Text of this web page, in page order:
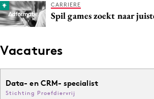
CARRIERE
Spil games zoekt naar
Vacatures
Data- en CRM- specialist
Stichting Proefdiervrij